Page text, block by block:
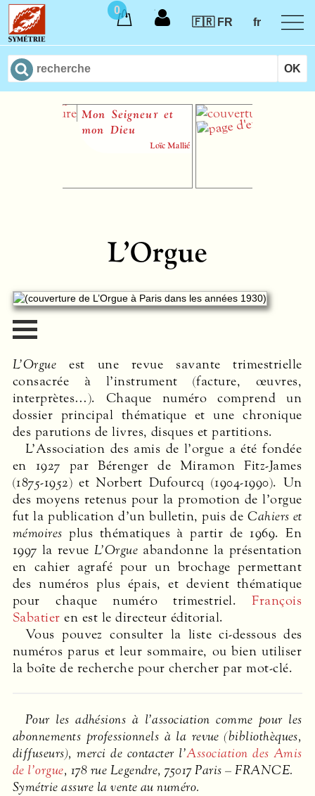
0
🇫🇷 FR
fr
Mon Seigneur et
mon Dieu
Loïc Mallié
Athalie
L’Orgue
L’Orgue est une revue savante trimestrielle
consacrée à l’instrument (facture, œuvres,
interprètes…). Chaque numéro comprend un
dossier principal thématique et une chronique
des parutions de livres, disques et partitions.
L’Association des amis de l’orgue a été fondée
en 1927 par Bérenger de Miramon Fitz-James
(1875-1952) et Norbert Dufourcq (1904-1990). Un
des moyens retenus pour la promotion de l’orgue
fut la publication d’un bulletin, puis deCahiers et
mémoires plus thématiques à partir de 1969. En
1997 la revue L’Orgue abandonne la présentation
en cahier agrafé pour un brochage permettant
des numéros plus épais, et devient thématique
pour chaque numéro trimestriel.François
Sabatier en est le directeur éditorial.
Vous pouvez consulter la liste ci-dessous des
numéros parus et leur sommaire, ou bien utiliser
la boîte de recherche pour chercher par mot-clé.
Pour les adhésions à l’association comme pour les
abonnements professionnels à la revue (bibliothèques,
diffuseurs), merci de contacter l’Association des Amis
de l’orgue, 178 rue Legendre, 75017 Paris –FRANCE.
Symétrie assure la vente au numéro.